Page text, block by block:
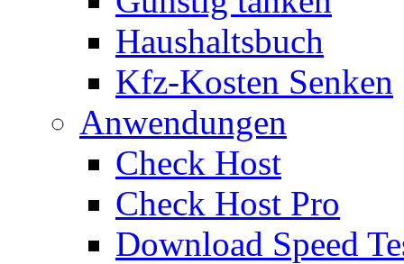
Haushaltsbuch
Kfz-Kosten Senken
Anwendungen
Check Host
Check Host Pro
Download Speed